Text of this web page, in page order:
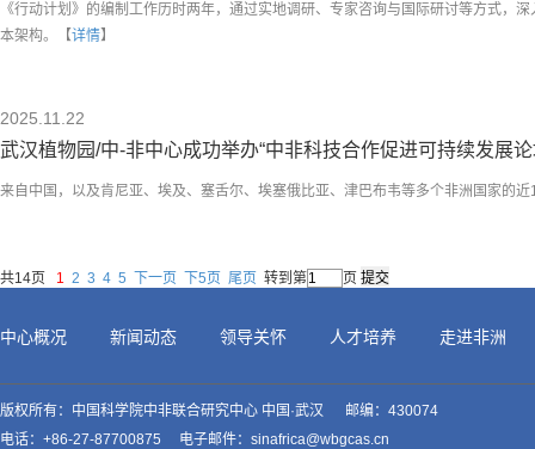
《行动计划》的编制工作历时两年，通过实地调研、专家咨询与国际研讨等方式，
本架构。【详情】
2025.11.22
武汉植物园/中-非中心成功举办“中非科技合作促进可持续发展论
来自中国，以及肯尼亚、埃及、塞舌尔、埃塞俄比亚、津巴布韦等多个非洲国家的
共14页 1 2 3 4 5 下一页 下5页 尾页 转到第 页
中心概况 新闻动态 领导关怀 人才培养 走进非洲
版权所有：中国科学院中非联合研究中心 中国·武汉 邮编：430074
电话：+86-27-87700875 电子邮件：sinafrica@wbgcas.cn